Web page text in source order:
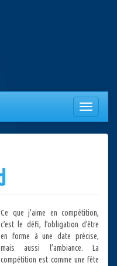
Afficher/
la
Ce que j’aime en compétition,
c’est le défi, l’obligation d’être
en forme à une date précise,
mais aussi l’ambiance. La
compétition est comme une fête